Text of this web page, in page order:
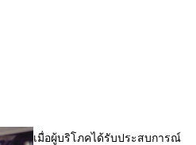
เมื่อผู้บริโภคได้รับประสบการณ์